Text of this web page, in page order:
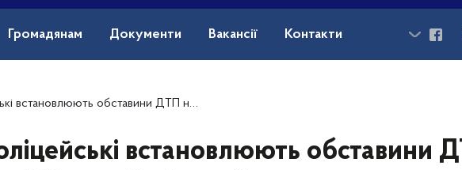
Громадянам Документи Вакансії Контакти
обставини ДТП на трасі Одеса-Рені, в якій травмовано перехожу
встановлюють обставини